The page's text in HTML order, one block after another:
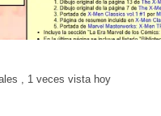
, 1 veces vista hoy